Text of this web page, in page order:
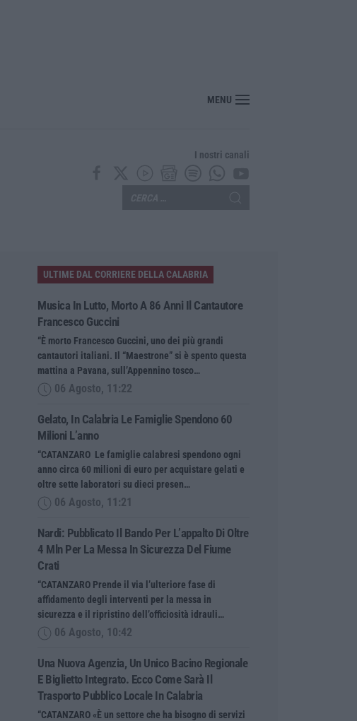
Nardi: pubblicato il bando per l’appalto di oltre 4 mln per la messa in sicurezza del Fiume
MENU
I nostri canali
ULTIME DAL CORRIERE DELLA CALABRIA
Musica In Lutto, Morto A 86 Anni Il Cantautore
Francesco Guccini
“È morto Francesco Guccini, uno dei più grandi
cantautori italiani. Il “Maestrone” si è spento questa
mattina a Pavana, sull’Appennino tosco…
06 Agosto, 11:22
Gelato, In Calabria Le Famiglie Spendono 60
Milioni L’anno
“CATANZARO Le famiglie calabresi spendono ogni
anno circa 60 milioni di euro per acquistare gelati e
oltre sette laboratori su dieci presen…
06 Agosto, 11:21
Nardi: Pubblicato Il Bando Per L’appalto Di Oltre
4 Mln Per La Messa In Sicurezza Del Fiume
Crati
“CATANZARO Prende il via l’ulteriore fase di
affidamento degli interventi per la messa in
sicurezza e il ripristino dell’officiosità idrauli…
06 Agosto, 10:42
Una Nuova Agenzia, Un Unico Bacino Regionale
E Biglietto Integrato. Ecco Come Sarà Il
Trasporto Pubblico Locale In Calabria
“CATANZARO «È un settore che ha bisogno di servizi